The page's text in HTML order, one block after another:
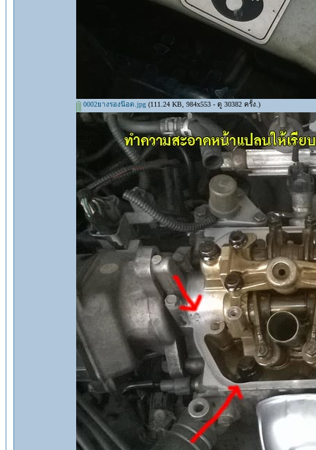
0002ยางรองน๊อต.jpg (111.24 KB, 984x553 - ดู 30382 ครั้ง.)